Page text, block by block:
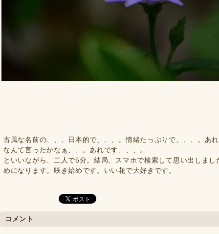
古風な名前の、、、日本的で、、、。情緒たっぷりで、、、。あ
なんて言ったかなぁ、、。あれです、、、。
といいながら、二人で5分。結局、スマホで検索して思い出しま
めになります。咲き始めです。いい花で大好きです。
コメント